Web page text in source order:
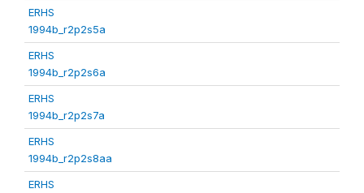
ERHS
1994b_r2p2s5a
ERHS
1994b_r2p2s6a
ERHS
1994b_r2p2s7a
ERHS
1994b_r2p2s8aa
ERHS